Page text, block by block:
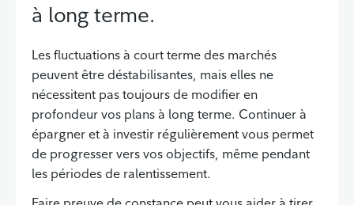
à long terme.
Les fluctuations à court terme des marchés
peuvent être déstabilisantes, mais elles ne
nécessitent pas toujours de modifier en
profondeur vos plans à long terme. Continuer à
épargner et à investir régulièrement vous permet
de progresser vers vos objectifs, même pendant
les périodes de ralentissement.